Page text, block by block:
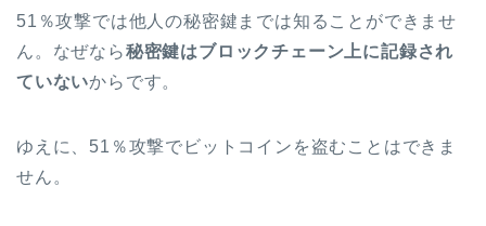
51％攻撃では他人の秘密鍵までは知ることができませ
ん。なぜなら秘密鍵はブロックチェーン上に記録され
ていないからです。
ゆえに、51％攻撃でビットコインを盗むことはできま
せん。